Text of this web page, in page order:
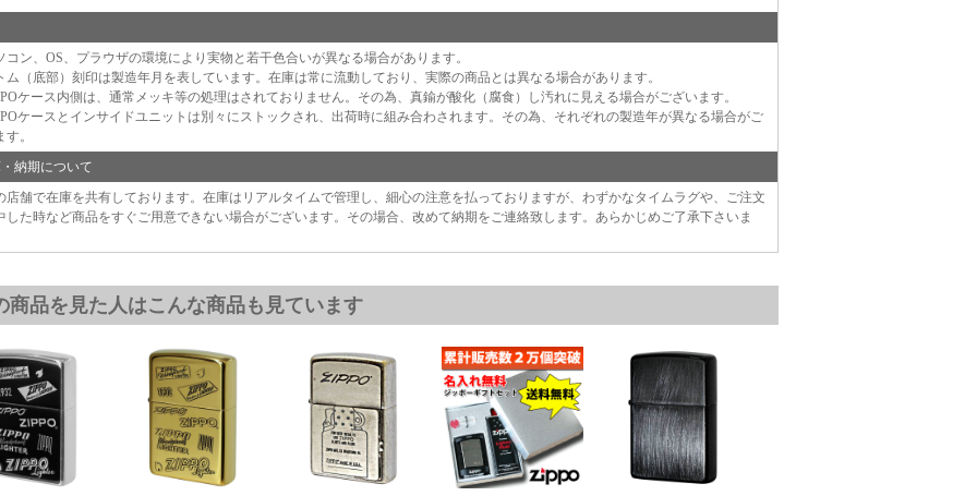
ン、OS、プラウザの環境により実物と若干色合いが異なる場合があります。
（底部）刻印は製造年月を表しています。在庫は常に流動しており、実際の商品とは異なる場合があります。
ケース内側は、通常メッキ等の処理はされておりません。その為、真鍮が酸化（腐食）し汚れに見える場合がございます。
ケースとインサイドユニットは別々にストックされ、出荷時に組み合わされます。その為、それぞれの製造年が異なる場合がご
。
納期について
店舗で在庫を共有しております。在庫はリアルタイムで管理し、細心の注意を払っておりますが、わずかなタイムラグや、ご注文
した時など商品をすぐご用意できない場合がございます。その場合、改めて納期をご連絡致します。あらかじめご了承下さいま
商品を見た人はこんな商品も見ています